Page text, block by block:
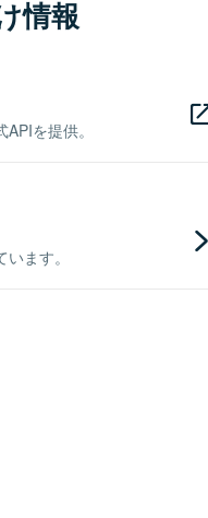
情報
を提供。
ます。